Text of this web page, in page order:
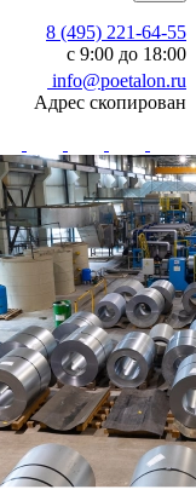
8 (495) 221-64-55
с 9:00 до 18:00
info@poetalon.ru
Адрес скопирован